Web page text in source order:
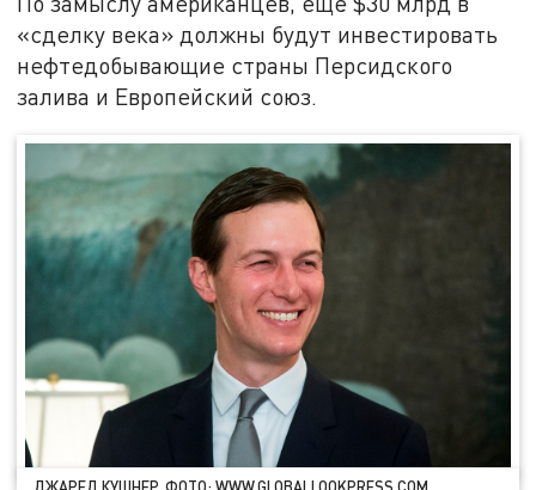
«сделку века» должны будут инвестировать
нефтедобывающие страны Персидского
залива и Европейский союз.
ДЖАРЕД КУШНЕР. ФОТО: WWW.GLOBALLOOKPRESS.COM